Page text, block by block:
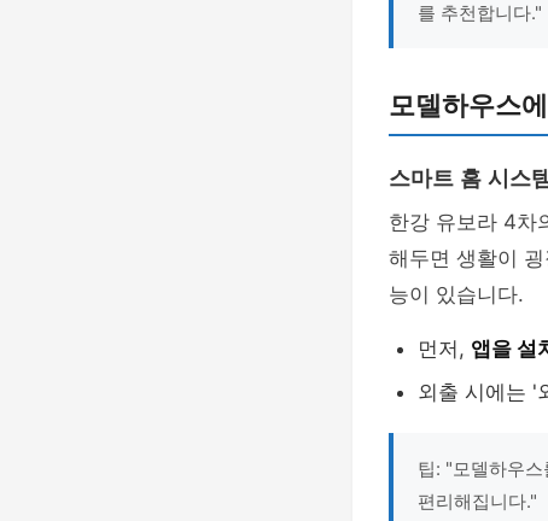
를 추천합니다."
모델하우스
스마트 홈 시스
한강 유보라 4차
해두면 생활이
능이 있습니다.
먼저, 앱을 설
외출 시에는 '
팁: "모델하우
편리해집니다."